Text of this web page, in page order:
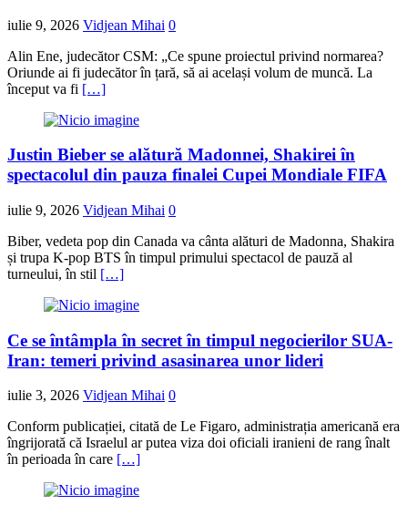
iulie 9, 2026 Vidjean Mihai 0
Alin Ene, judecător CSM: „Ce spune proiectul privind normarea?
Oriunde ai fi judecător în țară, să ai același volum de muncă. La
început va fi […]
Justin Bieber se alătură Madonnei, Shakirei în
spectacolul din pauza finalei Cupei Mondiale FIFA
iulie 9, 2026 Vidjean Mihai 0
Biber, vedeta pop din Canada va cânta alături de Madonna, Shakira
și trupa K-pop BTS în timpul primului spectacol de pauză al
turneului, în stil […]
Ce se întâmpla în secret în timpul negocierilor SUA-
Iran: temeri privind asasinarea unor lideri
iulie 3, 2026 Vidjean Mihai 0
Conform publicației, citată de Le Figaro, administrația americană era
îngrijorată că Israelul ar putea viza doi oficiali iranieni de rang înalt
în perioada în care […]